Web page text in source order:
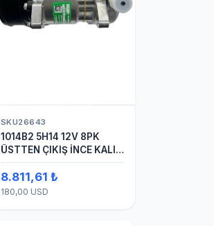
SKU26643
1014B2 5H14 12V 8PK
ÜSTTEN ÇIKIŞ İNCE KALIN
(SANDEN) KLİMA
KOMPESÖRÜ
8.811,61 ₺
180,00 USD